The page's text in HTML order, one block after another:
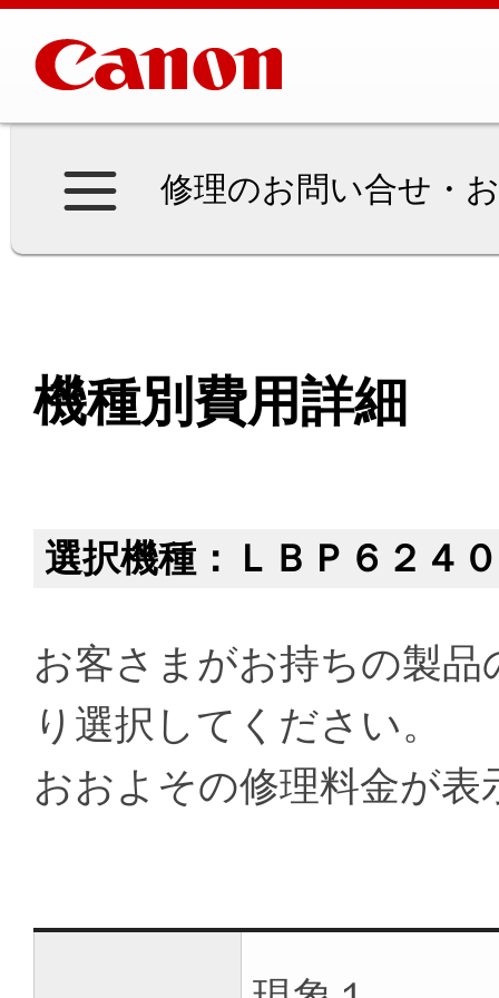
修理のお問い合せ・
機種別費用詳細
選択機種：ＬＢＰ６２４０
お客さまがお持ちの製
り選択してください。
おおよその修理料金が表